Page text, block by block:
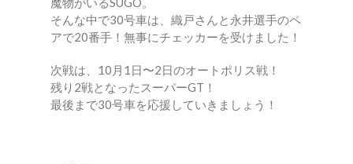
そんな中で30号車は、織戸さんと永井選手のペ
アで20番手！無事にチェッカーを受けました！
次戦は、10月1日〜2日のオートポリス戦！
残り2戦となったスーパーGT！
最後まで30号車を応援していきましょう！